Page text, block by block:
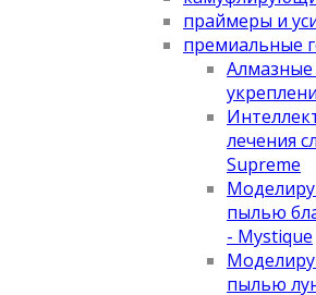
праймеры и
премиальные
Алмазные
лечения
Supreme
пылью
- Mystique
пылью